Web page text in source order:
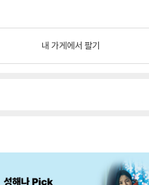
내 가게에서 팔기